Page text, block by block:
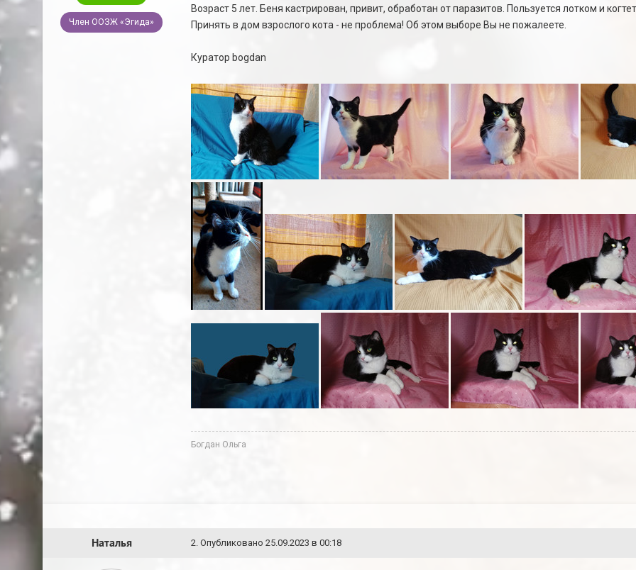
Член ООЗЖ «Эгида»
Возраст 5 лет. Беня кастрирован, привит, обработан от паразитов. Пользуется лотком и
Принять в дом взрослого кота - не проблема! Об этом выборе Вы не пожалеете.
Куратор bogdan
Богдан Ольга
Наталья 2. Опубликовано 25.09.2023 в 00:18